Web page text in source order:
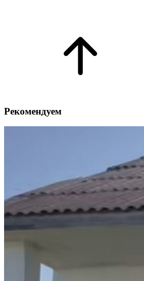
Рекомендуем